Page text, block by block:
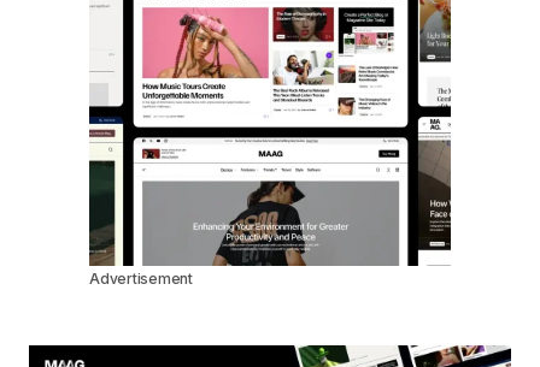
Advertisement